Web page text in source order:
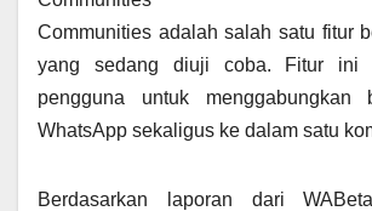
Communities adalah salah satu fitur
yang sedang diuji coba. Fitur ini
pengguna untuk menggabungkan
WhatsApp sekaligus ke dalam satu
Berdasarkan laporan dari